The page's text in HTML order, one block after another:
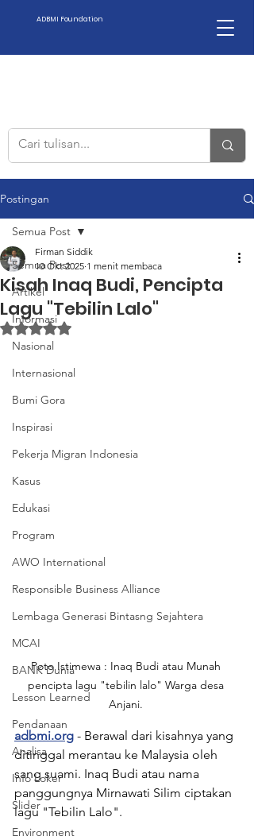
ADBMI Foundation
Postingan
Semua Post
Artikel
Informasi
Nasional
Internasional
Bumi Gora
Inspirasi
Pekerja Migran Indonesia
Kasus
Edukasi
Program
AWO International
Responsible Business Alliance
Lembaga Generasi Bintasng Sejahtera
MCAI
BANK Dunia
Lesson Learned
Pendanaan
Analisa
Info Loker
Slider
Environment
Semua Post
Kisah Inaq Budi, Pencipta
Lagu "Tebilin Lalo"
Firman Siddik
10 Okt 2025 1 menit membaca
Dinilai NaN dari 5 bintang.
Poto Istimewa : Inaq Budi atau Munah
pencipta lagu "tebilin lalo" Warga desa
Anjani.
adbmi.org - Berawal dari kisahnya yang
ditinggal merantau ke Malaysia oleh
sang suami. Inaq Budi atau nama
panggungnya Mirnawati Silim ciptakan
lagu "Tebilin Lalo".